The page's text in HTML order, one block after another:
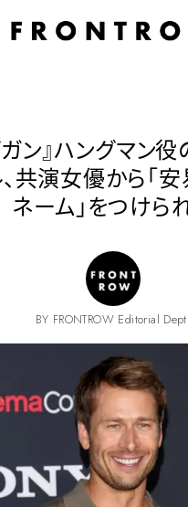
ガン』ハングマン役
共演女優から「
ネーム」をつけら
BY FRONTROW Editorial